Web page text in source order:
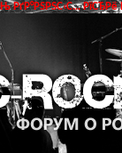
РґР°РЅРЅС‹С…